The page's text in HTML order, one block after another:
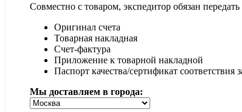
Совместно с товаром, экспедитор обязан
Оригинал счета
Товарная накладная
Счет-фактура
Приложение к товарной накладной
Паспорт качества/сертификат
Мы доставляем в города: